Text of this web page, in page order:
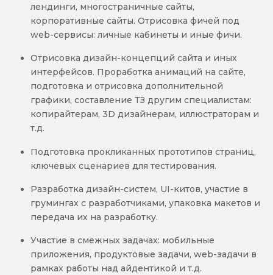
лендинги, многостраничные сайты,
корпоративные сайты. Отрисовка фичей под
web-сервисы: личные кабинеты и иные фичи.
Отрисовка дизайн-концепций сайта и иных
интерфейсов. Проработка анимаций на сайте,
подготовка и отрисовка дополнительной
графики, составление ТЗ другим специалистам:
копирайтерам, 3D дизайнерам, иллюстраторам и
т.д.
Подготовка прокликанных прототипов страниц,
ключевых сценариев для тестирования.
Разработка дизайн-систем, UI-китов, участие в
грумингах с разработчиками, упаковка макетов и
передача их на разработку.
Участие в смежных задачах: мобильные
приложения, продуктовые задачи, web-задачи в
рамках работы над айдентикой и т.д.